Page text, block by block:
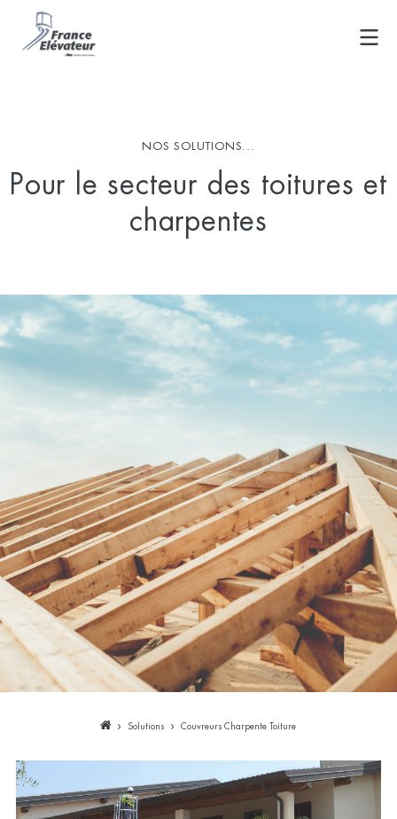
NOS SOLUTIONS...
Pour le secteur des toitures et
charpentes
Solutions Couvreurs Charpente Toiture